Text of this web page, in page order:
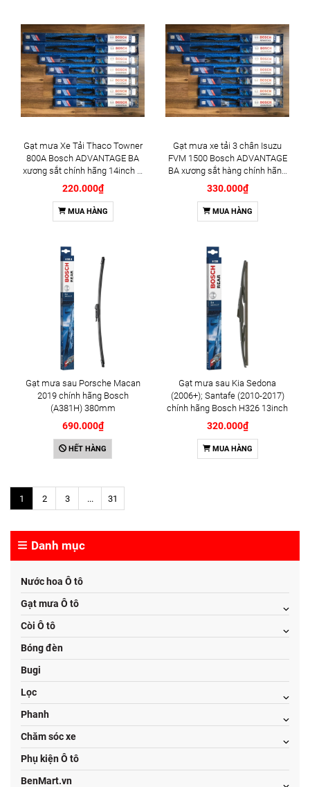
Danh mục
Nước hoa Ô tô
Gạt mưa Ô tô
Còi Ô tô
Bóng đèn
Bugi
Lọc
Phanh
Chăm sóc xe
Phụ kiện Ô tô
BenMart.vn
Gạt mưa Xe Tải Thaco Towner
800A Bosch ADVANTAGE BA
xương sắt chính hãng 14inch &
14inch - Bộ 2 cái
220.000₫
MUA HÀNG
Gạt mưa xe tải 3 chân Isuzu
FVM 1500 Bosch ADVANTAGE
BA xương sắt hàng chính hãng
20inch 20inch 20inch - Bộ 3 cái
330.000₫
MUA HÀNG
Gạt mưa sau Porsche Macan
2019 chính hãng Bosch
(A381H) 380mm
690.000₫
HẾT HÀNG
Gạt mưa sau Kia Sedona
(2006+); Santafe (2010-2017)
chính hãng Bosch H326 13inch
320.000₫
MUA HÀNG
1 2 3 ... 31